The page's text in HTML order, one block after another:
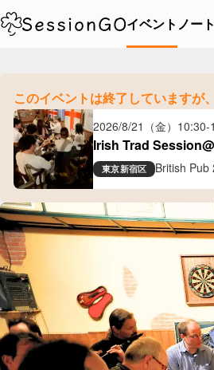
イベント ノート
このイベントは終了していますが、
2026/8/21（金） 10:30-
Irish Trad
東京新宿区 British Pub